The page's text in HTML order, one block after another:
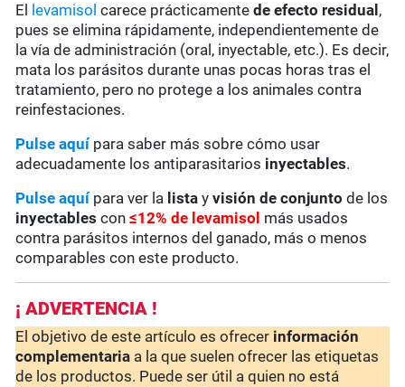
El
levamisol carece prácticamente de efecto residual ,
pues se elimina rápidamente, independientemente de
la vía de administración (oral, inyectable, etc.). Es decir,
mata los parásitos durante unas pocas horas tras el
tratamiento, pero no protege a los animales contra
reinfestaciones.
Pulse aquípara saber más sobre cómo usar
adecuadamente los antiparasitarios inyectables.
Pulse aquí para ver la lista yvisión de conjunto de los
inyectables con≤12% de levamisol más usados
contra parásitos internos del ganado, más o menos
comparables con este producto.
¡ ADVERTENCIA !
El objetivo de este artículo es ofrecer información
complementaria a la que suelen ofrecer las etiquetas
de los productos. Puede ser útil a quien no está